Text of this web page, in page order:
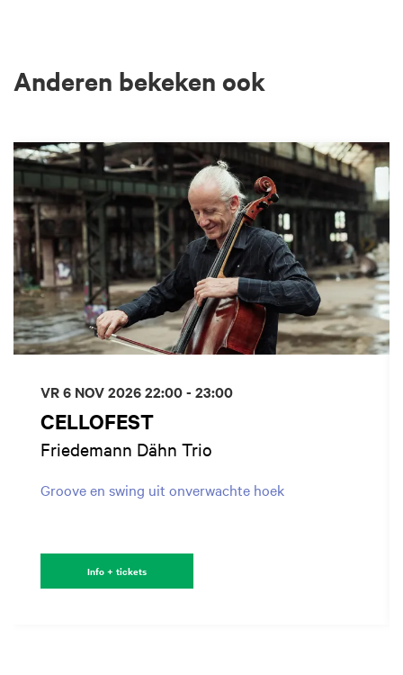
Anderen bekeken ook
CELLOFEST
Friedemann Dähn Trio
Groove en swing uit onverwachte hoek
VR 6 NOV 202622:00 - 23:00
Info + tickets